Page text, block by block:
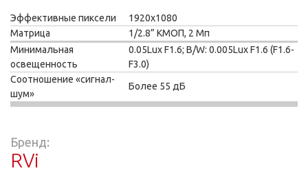
Эффективные пиксели
1920х1080
Матрица
1/2.8” КМОП, 2 Мп
Минимальная
освещенность
0.05Lux F1.6; B/W: 0.005Lux F1.6 (F1.6-
F3.0)
Соотношение «сигнал-
шум»
Более 55 дБ
Бренд:
RVi